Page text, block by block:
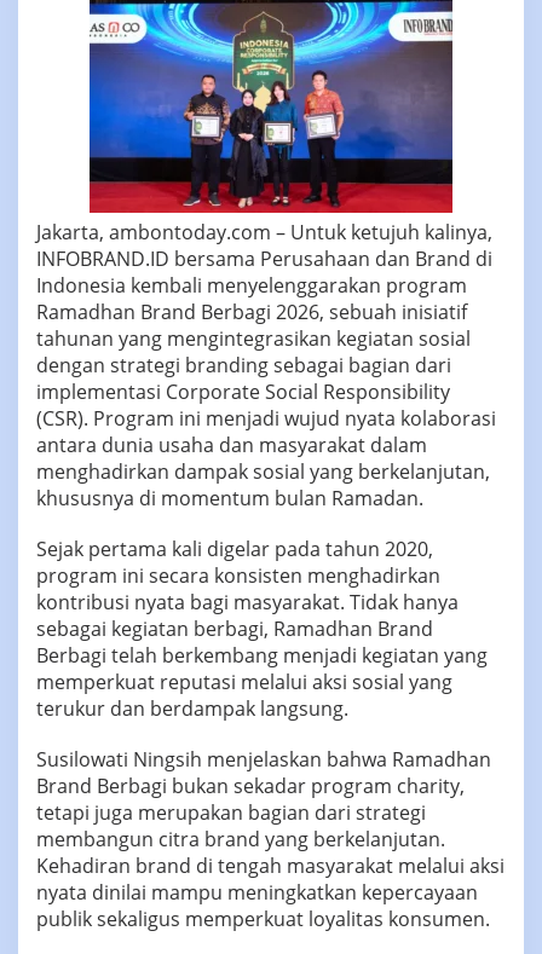
Dampak
Sosial
Jakarta, ambontoday.com – Untuk ketujuh kalinya,
INFOBRAND.ID bersama Perusahaan dan Brand di
Indonesia kembali menyelenggarakan program
Ramadhan Brand Berbagi 2026, sebuah inisiatif
tahunan yang mengintegrasikan kegiatan sosial
dengan strategi branding sebagai bagian dari
implementasi Corporate Social Responsibility
(CSR). Program ini menjadi wujud nyata kolaborasi
antara dunia usaha dan masyarakat dalam
menghadirkan dampak sosial yang berkelanjutan,
khususnya di momentum bulan Ramadan.
Sejak pertama kali digelar pada tahun 2020,
program ini secara konsisten menghadirkan
kontribusi nyata bagi masyarakat. Tidak hanya
sebagai kegiatan berbagi, Ramadhan Brand
Berbagi telah berkembang menjadi kegiatan yang
memperkuat reputasi melalui aksi sosial yang
terukur dan berdampak langsung.
Susilowati Ningsih menjelaskan bahwa Ramadhan
Brand Berbagi bukan sekadar program charity,
tetapi juga merupakan bagian dari strategi
membangun citra brand yang berkelanjutan.
Kehadiran brand di tengah masyarakat melalui aksi
nyata dinilai mampu meningkatkan kepercayaan
publik sekaligus memperkuat loyalitas konsumen.